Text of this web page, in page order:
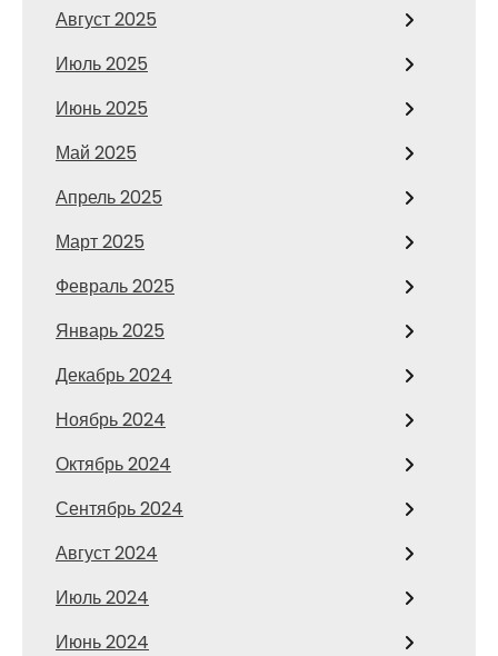
Август 2025
Июль 2025
Июнь 2025
Май 2025
Апрель 2025
Март 2025
Февраль 2025
Январь 2025
Декабрь 2024
Ноябрь 2024
Октябрь 2024
Сентябрь 2024
Август 2024
Июль 2024
Июнь 2024